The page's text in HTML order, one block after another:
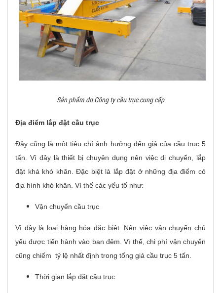
Sản phẩm do Công ty cầu trục cung cấp
Địa điểm lắp đặt cầu trục
Đây cũng là một tiêu chí ảnh hưởng đến giá của cầu trục 5
tấn. Vì đây là thiết bị chuyên dụng nên việc di chuyển, lắp
đặt khá khó khăn. Đặc biệt là lắp đặt ở những địa điểm có
địa hình khó khăn. Vì thế các yếu tố như:
Vận chuyển cầu trục
Vì đây là loại hàng hóa đặc biệt. Nên việc vận chuyển chủ
yếu được tiến hành vào ban đêm. Vì thế, chi phí vận chuyển
cũng chiếm tỷ lệ nhất định trong tổng giá cầu trục 5 tấn.
Thời gian lắp đặt cầu trục